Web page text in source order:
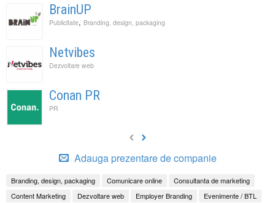
BrainUP
Publicitate, Branding, design, packaging
Netvibes
Dezvoltare web
Conan PR
PR
Adauga prezentare de companie
Branding, design, packaging Comunicare online
Consultanta de marketing
Content Marketing
Dezvoltare web Employer Branding Evenimente / BTL